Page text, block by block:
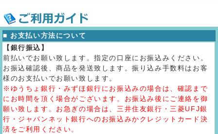
■ お支払い方法について
【銀行振込】
前払いでお願い致します。指定の口座にお振込みください。
お振込確認後、商品を発送致します。振り込み手数料はお客
様のお支払いでお願い致します。
※ゆうちょ銀行・みずほ銀行にお振込みの場合は、確認まで
にお時間を頂く場合がございます。お振込み後にご連絡を御
願い致します。お急ぎの場合は、三井住友銀行・三菱UFJ銀
行・ジャパンネット銀行へのお振込みかクレジットカード決
済をご利用ください。